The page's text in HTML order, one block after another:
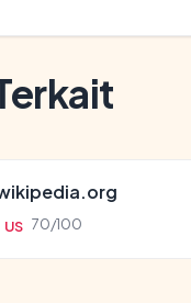
US 70/100